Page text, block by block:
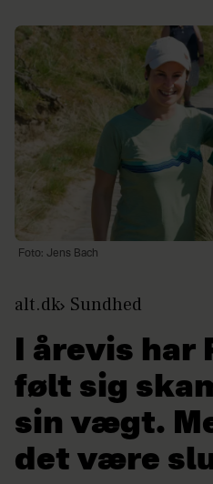
Foto: Jens Bach
alt.dk Sundhed
I årevis har
følt sig
sin vægt.
det være